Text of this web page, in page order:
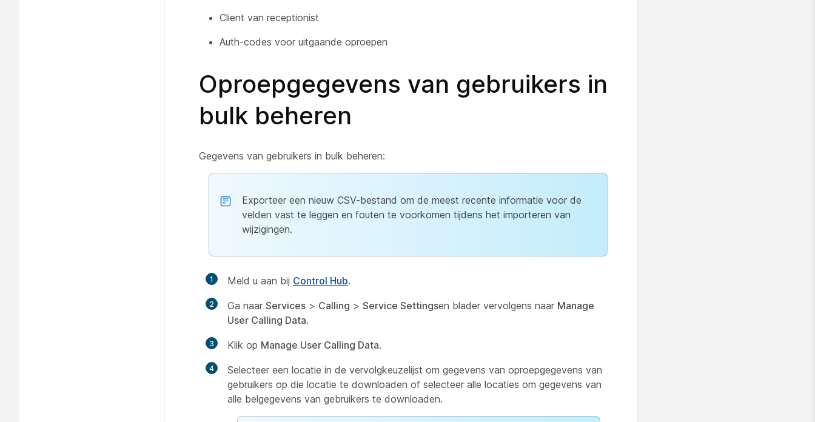
Client van receptionist
Auth-codes voor uitgaande oproepen
Oproepgegevens van gebruikers in
bulk beheren
Gegevens van gebruikers in bulk beheren:
Exporteer een nieuw CSV-bestand om de meest recente informatie voor de
velden vast te leggen en fouten te voorkomen tijdens het importeren van
wijzigingen.
1 Meld u aan bij Control Hub.
2 Ga naar Services > Calling > Service Settingsen blader vervolgens naar Manage
User Calling Data.
3 Klik op Manage User Calling Data.
4
Selecteer een locatie in de vervolgkeuzelijst om gegevens van oproepgegevens van
gebruikers op die locatie te downloaden of selecteer alle locaties om gegevens van
alle belgegevens van gebruikers te downloaden.